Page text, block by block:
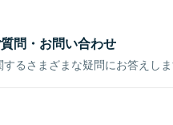
問・お問い合わせ
るさまざまな疑問にお答えしま